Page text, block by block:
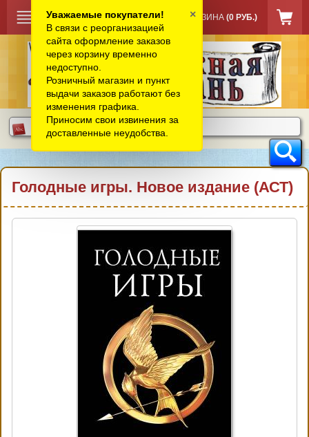
КОРЗИНА (0 РУБ.)
Голодные игры. Новое издание (АСТ)
Уважаемые покупатели!
В связи с реорганизацией
сайта оформление заказов
через корзину временно
недоступно.
Розничный магазин и пункт
выдачи заказов работают без
изменения графика.
Приносим свои извинения за
доставленные неудобства.
×